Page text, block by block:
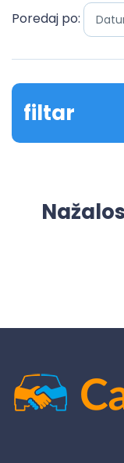
Poredaj po:
filtar